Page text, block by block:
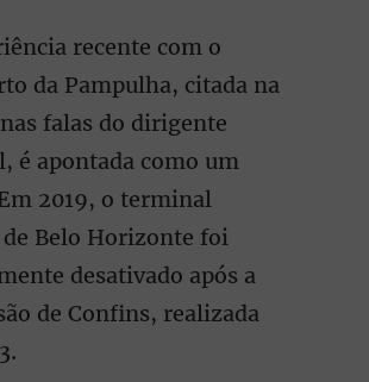
recente com o
da Pampulha, citada na
falas do dirigente
é apontada como um
2019, o terminal
Belo Horizonte foi
desativado após a
de Confins, realizada